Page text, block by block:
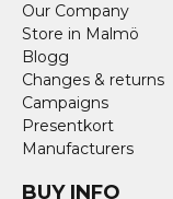
Our Company
Store in Malmö
Blogg
Changes & returns
Campaigns
Presentkort
Manufacturers
BUY INFO